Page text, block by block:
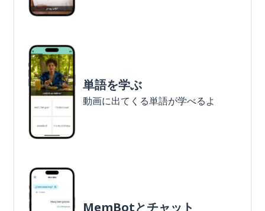
単語を学ぶ
動画に出てくる単語が学べるよ
MemBotとチャット